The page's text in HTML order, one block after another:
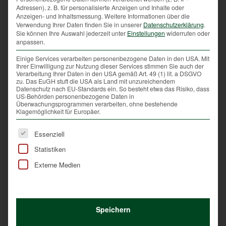
Schutzprojekte für Niederwild
In fast allen Teilen Oberösterreichs unterstützen die
Jägerinnen und Jäger in Zusammenarbeit mit den
Landwirten verschiedenste Projekte und
Maßnahmen, um den Feldhasenbesatz wieder zu
steigern.
Die Landwirte erhalten speziell für ihre Region
gemischtes Saatgut, um Wildäcker oder
Winterbegrünungen anzubauen und anzulegen. Damit
wird den Wildtieren Nahrung und Deckung angeboten.
dass Jägerinnen und Jäger, auch wenn sich in diesen
Zonen Tiere aufhalten, dort nicht jagen.
Adressen), z. B. für personalisierte Anzeigen und Inhalte oder
Anzeigen- und Inhaltsmessung. Weitere Informationen über die
Verwendung Ihrer Daten finden Sie in unserer Datenschutzerklärung.
Sie können Ihre Auswahl jederzeit unter Einstellungen widerrufen oder
anpassen.
Einige Services verarbeiten personenbezogene Daten in den USA. Mit
Ihrer Einwilligung zur Nutzung dieser Services stimmen Sie auch der
Verarbeitung Ihrer Daten in den USA gemäß Art. 49 (1) lit. a DSGVO
zu. Das EuGH stuft die USA als Land mit unzureichendem
Datenschutz nach EU-Standards ein. So besteht etwa das Risiko, dass
US-Behörden personenbezogene Daten in
Überwachungsprogrammen verarbeiten, ohne bestehende
Klagemöglichkeit für Europäer.
Es folgt eine Liste der Service-Gruppen, für die eine
Essenziell
Statistiken
Externe Medien
Speichern